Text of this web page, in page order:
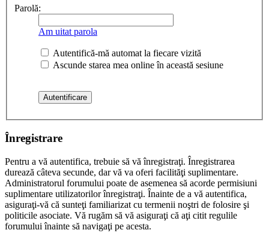
Parolă:
Am uitat parola
Autentifică-mă automat la fiecare vizită
Ascunde starea mea online în această sesiune
Înregistrare
Pentru a vă autentifica, trebuie să vă înregistraţi. Înregistrarea
durează câteva secunde, dar vă va oferi facilităţi suplimentare.
Administratorul forumului poate de asemenea să acorde permisiuni
suplimentare utilizatorilor înregistraţi. Înainte de a vă autentifica,
asiguraţi-vă că sunteţi familiarizat cu termenii noştri de folosire şi
politicile asociate. Vă rugăm să vă asiguraţi că aţi citit regulile
forumului înainte să navigaţi pe acesta.